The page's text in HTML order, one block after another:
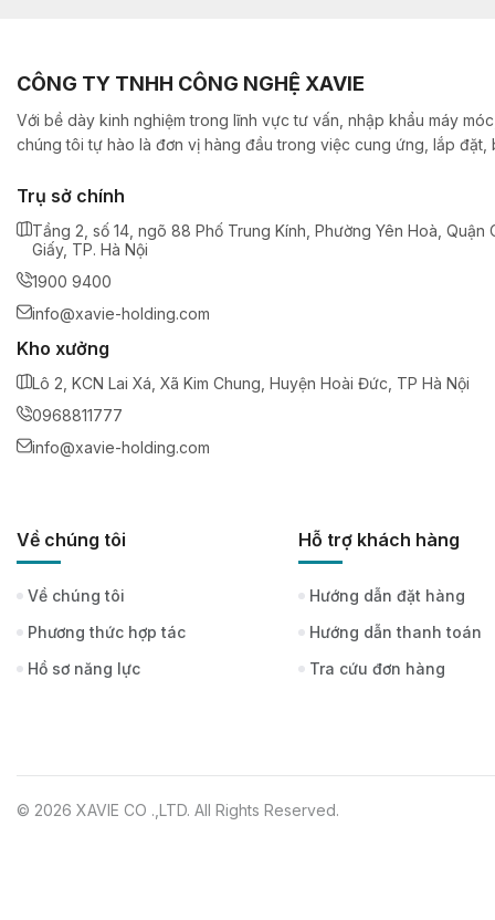
CÔNG TY TNHH CÔNG NGHỆ XAVIE
Với bề dày kinh nghiệm trong lĩnh vực tư vấn, nhập khẩu máy
chúng tôi tự hào là đơn vị hàng đầu trong việc cung ứng, lắp đặt,
Trụ sở chính
Tầng 2, số 14, ngõ 88 Phố Trung Kính, Phường Yên Hoà, Quận
Giấy, TP. Hà Nội
1900 9400
info@xavie-holding.com
Kho xưởng
Lô 2, KCN Lai Xá, Xã Kim Chung, Huyện Hoài Đức, TP Hà Nội
0968811777
info@xavie-holding.com
Về chúng tôi
Về chúng tôi
Phương thức hợp tác
Hồ sơ năng lực
Hỗ trợ khách hàng
Hướng dẫn đặt hàng
Hướng dẫn thanh toán
Tra cứu đơn hàng
© 2026 XAVIE CO .,LTD. All Rights Reserved.